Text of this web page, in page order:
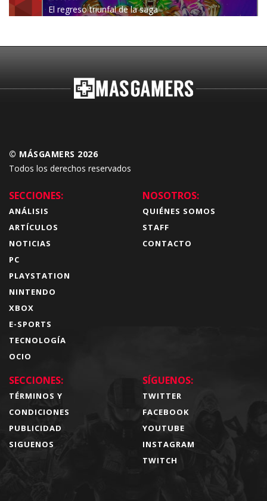
El regreso triunfal de la saga
© MÁSGAMERS 2026
Todos los derechos reservados
SECCIONES:
ANÁLISIS
ARTÍCULOS
NOTICIAS
PC
PLAYSTATION
NINTENDO
XBOX
E-SPORTS
TECNOLOGÍA
OCIO
NOSOTROS:
QUIÉNES SOMOS
STAFF
CONTACTO
SECCIONES:
TÉRMINOS Y
CONDICIONES
PUBLICIDAD
SIGUENOS
SÍGUENOS:
TWITTER
FACEBOOK
YOUTUBE
INSTAGRAM
TWITCH